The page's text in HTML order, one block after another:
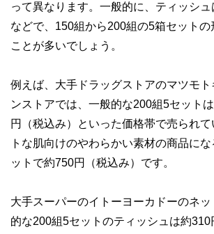
私たちは、快適でより良い生活のアイ
コンシェルジュを目指します。
って異なります。一般的に、ティッシ
などで、150組から200組の5箱セットの
ことが多いでしょう。
例えば、大手ドラッグストアのマツモト
ンストアでは、一般的な200組5セット
円（税込み）といった価格帯で売られ
トな肌向けのやわらかい素材の商品に
ットで約750円（税込み）です。
大手スーパーのイトーヨーカドーのネ
的な200組5セットのティッシュは約310